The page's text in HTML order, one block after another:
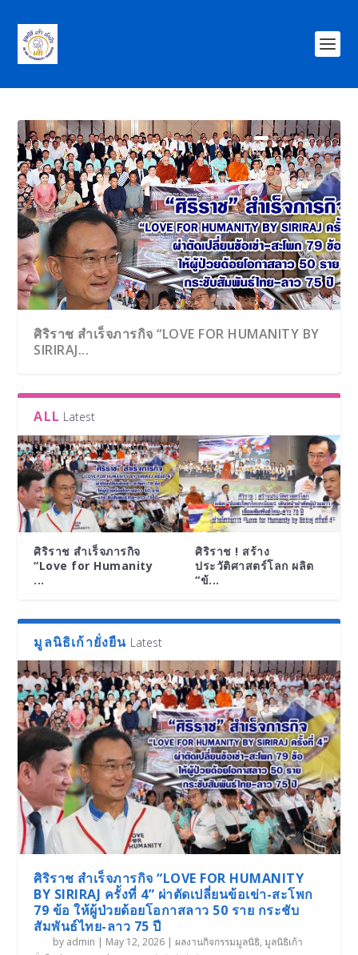
ศิริราช สำเร็จภารกิจ “LOVE FOR HUMANITY BY
SIRIRAJ...
ศิริราช ! สร้างประวัติศาสตร์โลก ผลิต “ข้อสะโพก
ทดสอบ
“ก้าวแรกของพระบรมศาสดา ครั้งที่ 3 – LOVE
กมล ทัศนาญชลี ศิลปินแห่งชาติเปิดบ้านต้อนรับ
ศิริราช เปิดนิทรรศการศิลปะเชิงการแพทย์ “LET
ALL Latest
ศิริราช สำเร็จภารกิจ
“Love for Humanity
...
ศิริราช ! สร้าง
ประวัติศาสตร์โลก ผลิต
“ข้...
มูลนิธิเก้ายั่งยืน Latest
ศิริราช สำเร็จภารกิจ “LOVE FOR HUMANITY
BY SIRIRAJ ครั้งที่ 4” ผ่าตัดเปลี่ยนข้อเข่า-สะโพก
79 ข้อ ให้ผู้ป่วยด้อยโอกาสลาว 50 ราย กระชับ
สัมพันธ์ไทย-ลาว 75 ปี
by admin | May 12, 2026 |ผลงานกิจกรรมมูลนิธิ,มูลนิธิเก้า